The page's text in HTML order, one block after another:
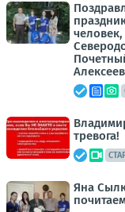
тревога!
Яна